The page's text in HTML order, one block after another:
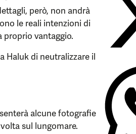
però, non andrà
le reali intenzioni di
proprio vantaggio.
Haluk di neutralizzare il
alcune fotografie
sul lungomare.